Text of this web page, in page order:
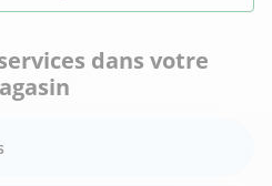
dans votre